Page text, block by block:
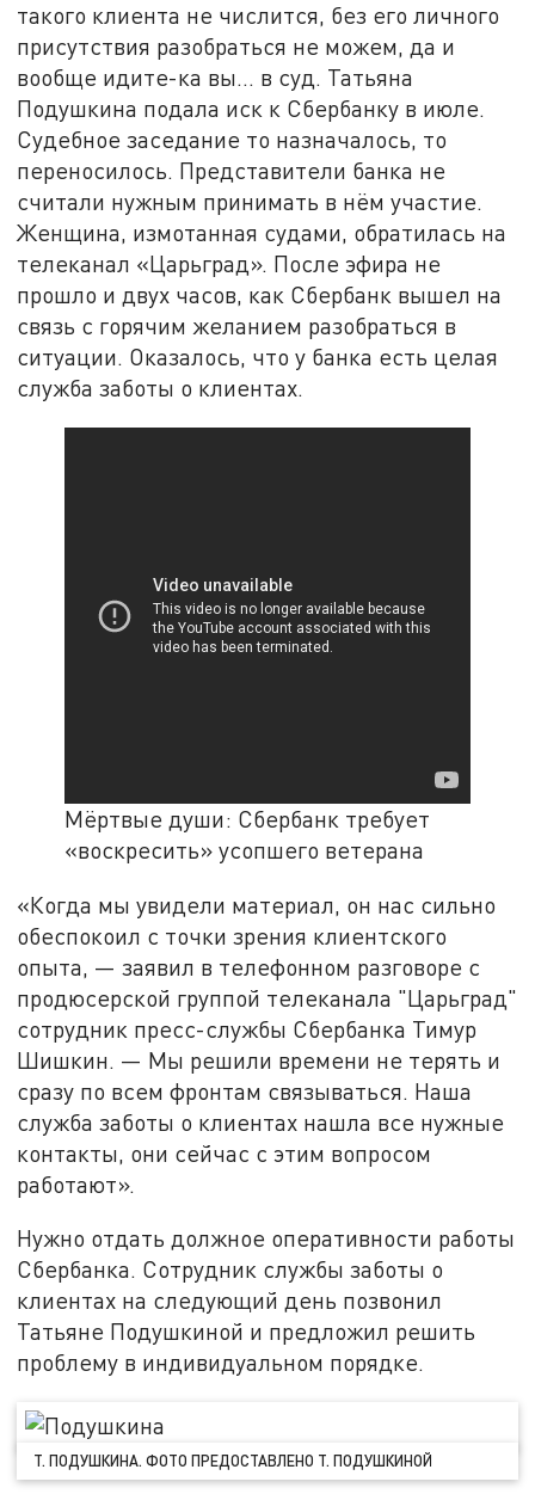
такого клиента не числится, без его личного
присутствия разобраться не можем, да и
вообще идите-ка вы... в суд. Татьяна
Подушкина подала иск к Сбербанку в июле.
Судебное заседание то назначалось, то
переносилось. Представители банка не
считали нужным принимать в нём участие.
Женщина, измотанная судами, обратилась на
телеканал «Царьград». После эфира не
прошло и двух часов, как Сбербанк вышел на
связь с горячим желанием разобраться в
ситуации. Оказалось, что у банка есть целая
служба заботы о клиентах.
Мёртвые души: Сбербанк требует
«воскресить» усопшего ветерана
«Когда мы увидели материал, он нас сильно
обеспокоил с точки зрения клиентского
опыта, — заявил в телефонном разговоре с
продюсерской группой телеканала "Царьград"
сотрудник пресс-службы Сбербанка Тимур
Шишкин. — Мы решили времени не терять и
сразу по всем фронтам связываться. Наша
служба заботы о клиентах нашла все нужные
контакты, они сейчас с этим вопросом
работают».
Нужно отдать должное оперативности работы
Сбербанка. Сотрудник службы заботы о
клиентах на следующий день позвонил
Татьяне Подушкиной и предложил решить
проблему в индивидуальном порядке.
Т. ПОДУШКИНА. ФОТО ПРЕДОСТАВЛЕНО Т. ПОДУШКИНОЙ